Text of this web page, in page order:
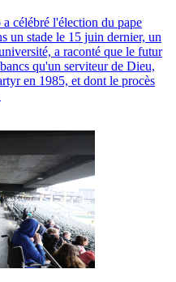
célébré l'élection du pape
un stade le 15 juin dernier, un
a raconté que le futur
qu'un serviteur de Dieu,
en 1985, et dont le procès